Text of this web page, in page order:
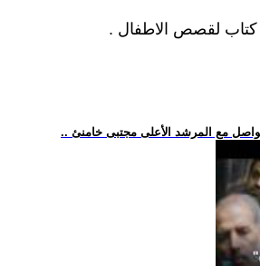
كتاب لقصص الاطفال .
مع المرشد الأعلى مجتبى خامنئ